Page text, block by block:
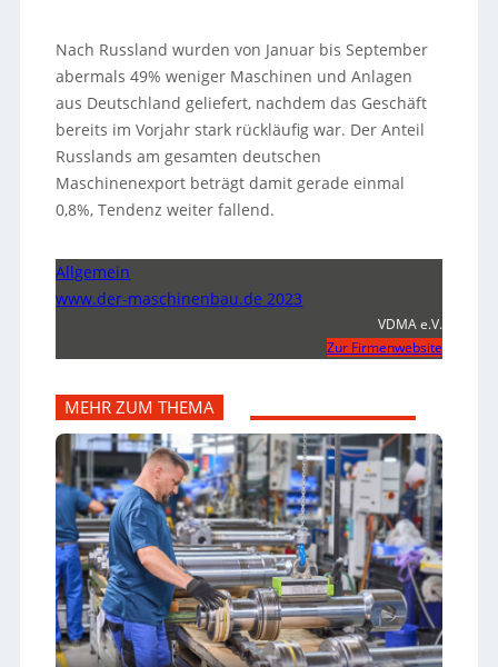
Nach Russland wurden von Januar bis September
abermals 49% weniger Maschinen und Anlagen
aus Deutschland geliefert, nachdem das Geschäft
bereits im Vorjahr stark rückläufig war. Der Anteil
Russlands am gesamten deutschen
Maschinenexport beträgt damit gerade einmal
0,8%, Tendenz weiter fallend.
Allgemein
www.der-maschinenbau.de 2023
VDMA e.V.
Zur Firmenwebsite
MEHR ZUM THEMA